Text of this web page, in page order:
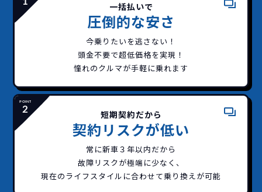
一括払いで
圧倒的な安さ
今乗りたいを逃さない！
頭金不要で超低価格を実現！
憧れのクルマが手軽に乗れます
短期契約だから
契約リスクが低い
常に新車３年以内だから
故障リスクが極端に少なく、
現在のライフスタイルに合わせて乗り換えが可能